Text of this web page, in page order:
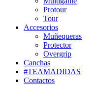
Protour
Tour
Accesorios
Muñequeras
Protector
Overgrip
Canchas
#TEAMADIDAS
Contactos